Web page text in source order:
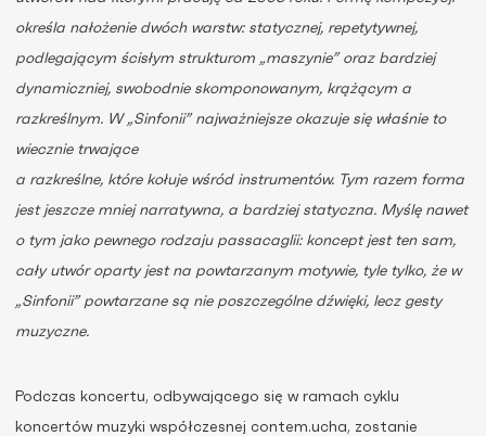
określa nałożenie dwóch warstw: statycznej, repetytywnej,
podlegającym ścisłym strukturom „maszynie” oraz bardziej
dynamiczniej, swobodnie skomponowanym, krążącym a
razkreślnym. W „Sinfonii” najważniejsze okazuje się właśnie to
wiecznie trwające
a razkreślne, które kołuje wśród instrumentów. Tym razem forma
jest jeszcze mniej narratywna, a bardziej statyczna. Myślę nawet
o tym jako pewnego rodzaju passacaglii: koncept jest ten sam,
cały utwór oparty jest na powtarzanym motywie, tyle tylko, że w
„Sinfonii” powtarzane są nie poszczególne dźwięki, lecz gesty
muzyczne.
Podczas koncertu, odbywającego się w ramach cyklu
koncertów muzyki współczesnej contem.ucha, zostanie